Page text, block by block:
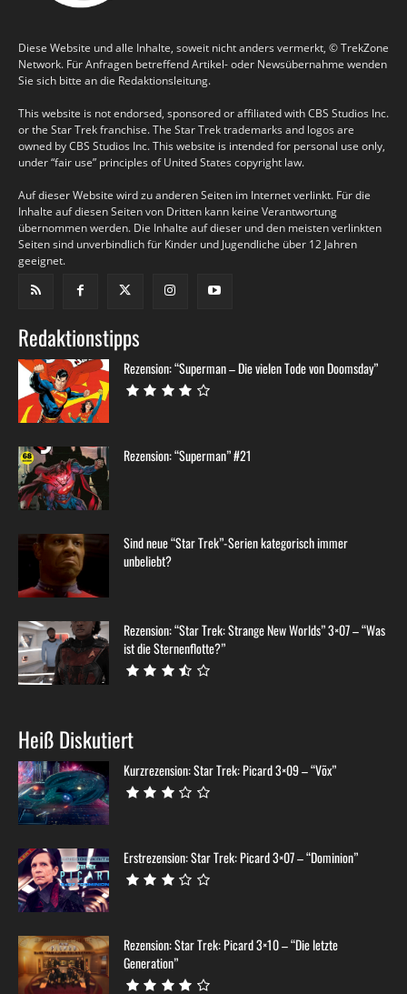
Diese Website und alle Inhalte, soweit nicht anders vermerkt, © TrekZone
Network. Für Anfragen betreffend Artikel- oder Newsübernahme wenden
Sie sich bitte an die Redaktionsleitung.
This website is not endorsed, sponsored or affiliated with CBS Studios Inc.
or the Star Trek franchise. The Star Trek trademarks and logos are
owned by CBS Studios Inc. This website is intended for personal use only,
under “fair use” principles of United States copyright law.
Auf dieser Website wird zu anderen Seiten im Internet verlinkt. Für die
Inhalte auf diesen Seiten von Dritten kann keine Verantwortung
übernommen werden. Die Inhalte auf dieser und den meisten verlinkten
Seiten sind unverbindlich für Kinder und Jugendliche über 12 Jahren
geeignet.
Redaktionstipps
Rezension: “Superman – Die vielen Tode von Doomsday”
Rezension: “Superman” #21
Sind neue “Star Trek”-Serien kategorisch immer
unbeliebt?
Rezension: “Star Trek: Strange New Worlds” 3×07 – “Was
ist die Sternenflotte?”
Heiß Diskutiert
Kurzrezension: Star Trek: Picard 3×09 – “Võx”
Erstrezension: Star Trek: Picard 3×07 – “Dominion”
Rezension: Star Trek: Picard 3×10 – “Die letzte
Generation”